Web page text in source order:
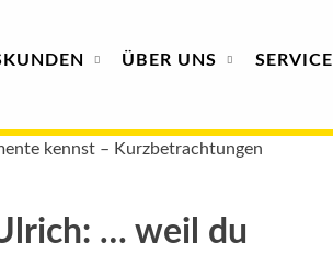
KUNDEN ÜBER UNS SERVICE
kennst – Kurzbetrachtungen
… weil du